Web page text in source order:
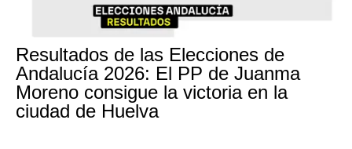
Resultados de las Elecciones de
Andalucía 2026: El PP de Juanma
Moreno consigue la victoria en la
ciudad de Huelva